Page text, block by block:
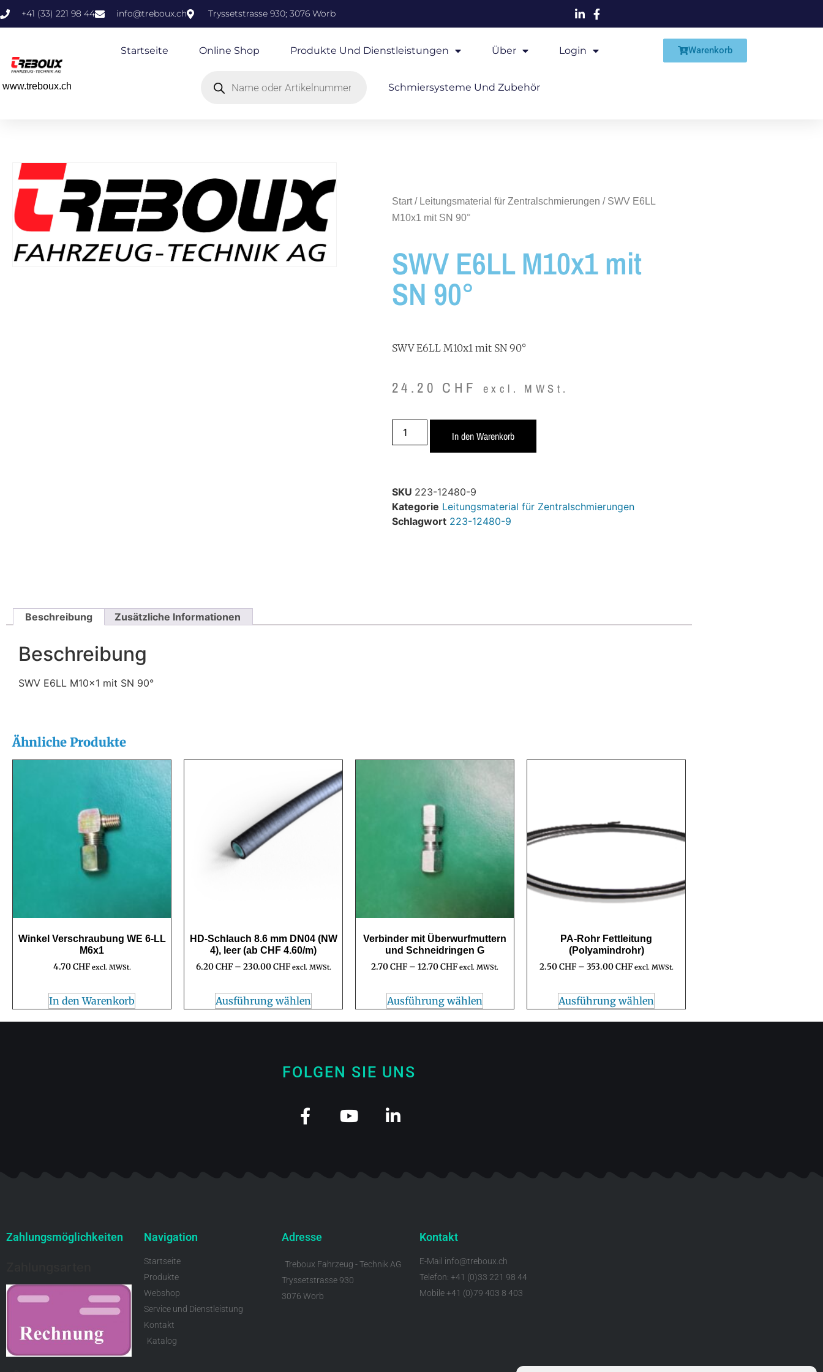
+41 (33) 221 98 44 info@treboux.ch Tryssetstrasse 930; 3076 Worb
www.treboux.ch
Startseite Online Shop Produkte Und Dienstleistungen Über Login
Schmiersysteme Und Zubehör
Shop
Warenkorb
Start/ Leitungsmaterial für Zentralschmierungen / SWV E6LL
M10x1 mit SN 90°
SWV E6LL M10x1 mit
SN 90°
SWV E6LL M10x1 mit SN 90°
24.20 CHF excl. MWSt.
In den Warenkorb
SKU 223-12480-9
Kategorie Leitungsmaterial für Zentralschmierungen
Schlagwort 223-12480-9
Beschreibung Zusätzliche Informationen
Beschreibung
SWV E6LL M10x1 mit SN 90°
Ähnliche Produkte
Winkel Verschraubung WE 6-LL
M6x1
4.70CHF excl. MWSt.
In den Warenkorb
HD-Schlauch 8.6 mm DN04 (NW
4), leer (ab CHF 4.60/m)
6.20CHF – 230.00CHF excl. MWSt.
Ausführung wählen
Verbinder mit Überwurfmuttern
und Schneidringen G
2.70CHF – 12.70CHF excl. MWSt.
Ausführung wählen
PA-Rohr Fettleitung
(Polyamindrohr)
2.50CHF – 353.00CHF excl. MWSt.
Ausführung wählen
FOLGEN SIE UNS
Zahlungsmöglichkeiten Navigation
Startseite
Produkte
Webshop
Service und Dienstleistung
Kontakt
Katalog
Adresse
Treboux Fahrzeug - Technik AG
Tryssetstrasse 930
3076 Worb
Kontakt
E-Mail info@treboux.ch
Telefon: +41 (0)33 221 98 44
Mobile +41 (0)79 403 8 403